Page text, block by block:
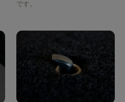
です。